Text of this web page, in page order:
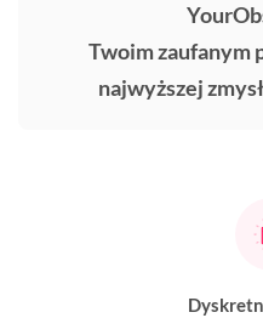
Twoim zaufanym
najwyższej